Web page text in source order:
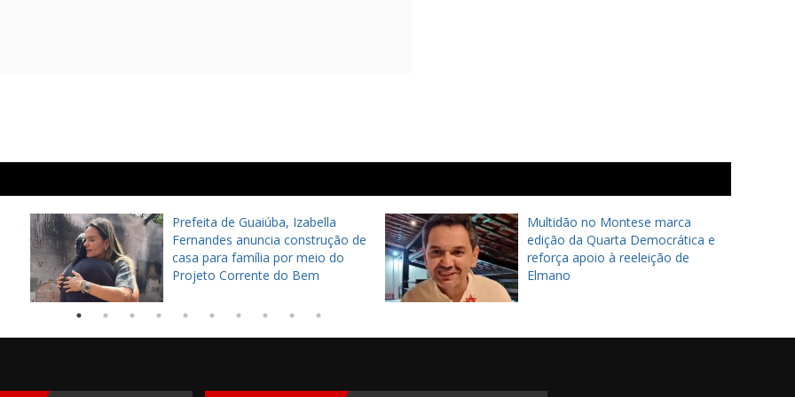
Multidão no Montese marca
edição da Quarta Democrática e
reforça apoio à reeleição de
Elmano
Prefeito de Maranguape, Átila
Câmara anuncia avanço das
obras do Polo Industrial e reforça
geração de empregos